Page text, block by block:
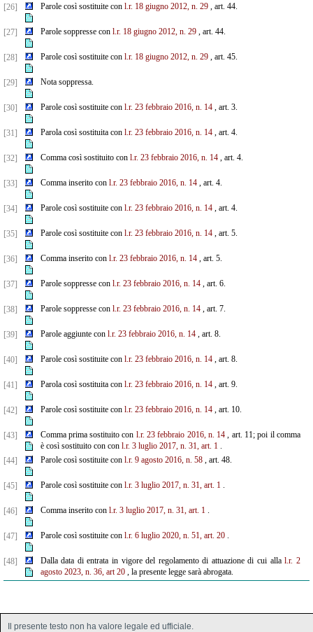
[26] Parole così sostituite con l.r. 18 giugno 2012, n. 29, art. 44.
[27] Parole soppresse con l.r. 18 giugno 2012, n. 29, art. 44.
[28] Parole così sostituite con l.r. 18 giugno 2012, n. 29, art. 45.
[29] Nota soppressa.
[30] Parole così sostituite con l.r. 23 febbraio 2016, n. 14, art. 3.
[31] Parola così sostituita con l.r. 23 febbraio 2016, n. 14, art. 4.
[32] Comma così sostituito con l.r. 23 febbraio 2016, n. 14, art. 4.
[33] Comma inserito con l.r. 23 febbraio 2016, n. 14, art. 4.
[34] Parole così sostituite con l.r. 23 febbraio 2016, n. 14, art. 4.
[35] Parole così sostituite con l.r. 23 febbraio 2016, n. 14, art. 5.
[36] Comma inserito con l.r. 23 febbraio 2016, n. 14, art. 5.
[37] Parole soppresse con l.r. 23 febbraio 2016, n. 14, art. 6.
[38] Parole soppresse con l.r. 23 febbraio 2016, n. 14, art. 7.
[39] Parole aggiunte con l.r. 23 febbraio 2016, n. 14, art. 8.
[40] Parole così sostituite con l.r. 23 febbraio 2016, n. 14, art. 8.
[41] Parola così sostituita con l.r. 23 febbraio 2016, n. 14, art. 9.
[42] Parole così sostituite con l.r. 23 febbraio 2016, n. 14, art. 10.
[43] Comma prima sostituito con l.r. 23 febbraio 2016, n. 14 , art. 11; poi il comma
è così sostituito con con l.r. 3 luglio 2017, n. 31, art. 1.
[44]
Parole così sostituite con l.r. 9 agosto 2016, n. 58, art. 48.
[45] Parole così sostituite con l.r. 3 luglio 2017, n. 31, art. 1.
[46] Comma inserito con l.r. 3 luglio 2017, n. 31, art. 1.
[47] Parole così sostituite con l.r. 6 luglio 2020, n. 51, art. 20.
[48] Dalla data di entrata in vigore del regolamento di attuazione di cui allal.r. 2
agosto 2023, n. 36, art 20, la presente legge sarà abrogata.
Il presente testo non ha valore legale ed ufficiale.